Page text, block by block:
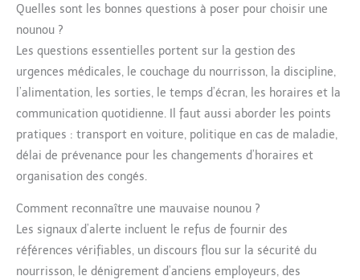
Quelles sont les bonnes questions à poser pour choisir une
nounou ?
Les questions essentielles portent sur la gestion des
urgences médicales, le couchage du nourrisson, la discipline,
l’alimentation, les sorties, le temps d’écran, les horaires et la
communication quotidienne. Il faut aussi aborder les points
pratiques : transport en voiture, politique en cas de maladie,
délai de prévenance pour les changements d’horaires et
organisation des congés.
Comment reconnaître une mauvaise nounou ?
Les signaux d’alerte incluent le refus de fournir des
références vérifiables, un discours flou sur la sécurité du
nourrisson, le dénigrement d’anciens employeurs, des